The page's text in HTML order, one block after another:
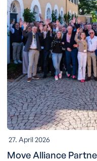
27. April 2026
Move Alliance